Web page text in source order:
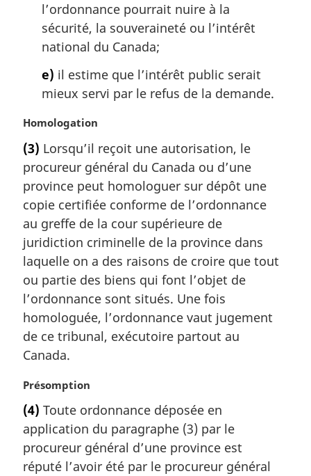
l’ordonnance pourrait nuire à la
sécurité, la souveraineté ou l’intérêt
national du Canada;
e) il estime que l’intérêt public serait
mieux servi par le refus de la demande.
N
t
e
m
a
g
i
n
a
l
e
:
Homologation
(3) Lorsqu’il reçoit une autorisation, le
procureur général du Canada ou d’une
province peut homologuer sur dépôt une
copie certifiée conforme de l’ordonnance
au greffe de la cour supérieure de
juridiction criminelle de la province dans
laquelle on a des raisons de croire que tout
ou partie des biens qui font l’objet de
l’ordonnance sont situés. Une fois
homologuée, l’ordonnance vaut jugement
de ce tribunal, exécutoire partout au
Canada.
N
t
e
m
a
Présomption
(4) Toute ordonnance déposée en
application du paragraphe (3) par le
procureur général d’une province est
réputé l’avoir été par le procureur général